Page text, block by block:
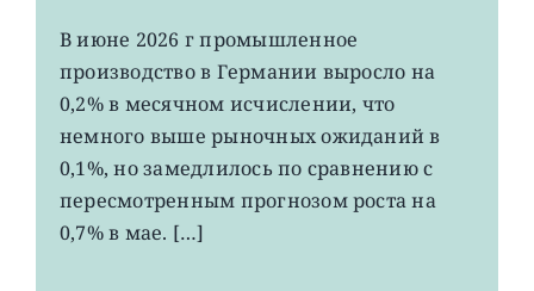
EWG:
рост
промпроизводства
Германии
до
0,2%
В июне 2026 г промышленное
производство в Германии выросло на
0,2% в месячном исчислении, что
немного выше рыночных ожиданий в
0,1%, но замедлилось по сравнению с
пересмотренным прогнозом роста на
0,7% в мае. […]